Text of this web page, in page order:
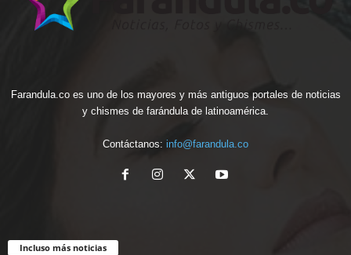
Farandula.co es uno de los mayores y más antiguos portales de noticias
y chismes de farándula de latinoamérica.
Contáctanos: info@farandula.co
Incluso más noticias